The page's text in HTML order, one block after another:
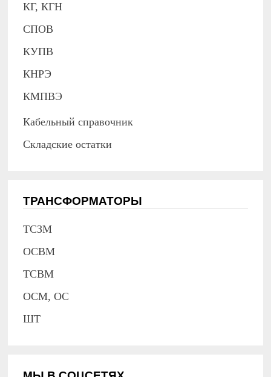
КГ, КГН
СПОВ
КУПВ
КНРЭ
КМПВЭ
Кабельный справочник
Складские остатки
ТРАНСФОРМАТОРЫ
ТСЗМ
ОСВМ
ТСВМ
ОСМ, ОС
ШТ